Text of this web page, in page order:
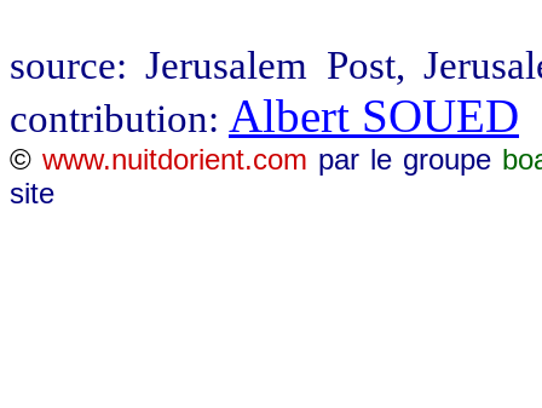
source: Jerusalem Post,
contribution: Albert SOUED
© www.nuitdorient.com par le groupe
site